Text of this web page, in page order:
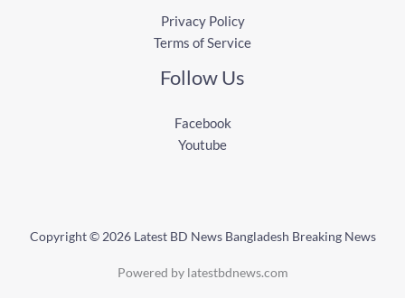
Privacy Policy
Terms of Service
Follow Us
Facebook
Youtube
Copyright © 2026 Latest BD News Bangladesh Breaking News
Powered by latestbdnews.com